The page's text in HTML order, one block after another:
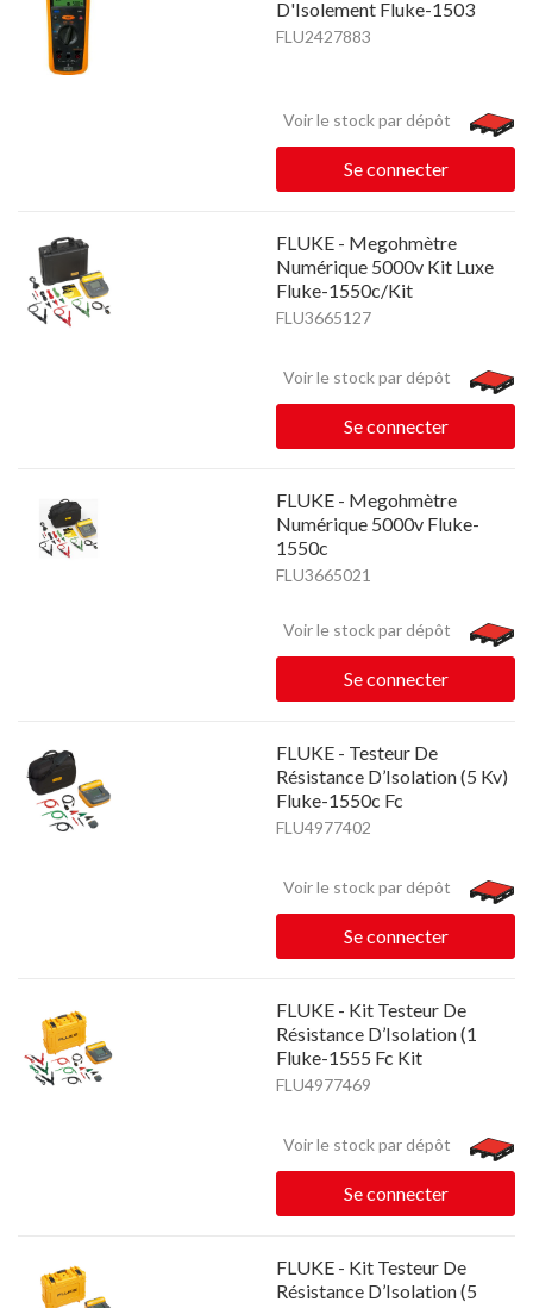
D'Isolement Fluke-1503
FLU2427883
Voir le stock par dépôt
Se connecter
FLUKE - Megohmètre
Numérique 5000v Kit Luxe
Fluke-1550c/Kit
FLU3665127
Voir le stock par dépôt
Se connecter
FLUKE - Megohmètre
Numérique 5000v Fluke-
1550c
FLU3665021
Voir le stock par dépôt
Se connecter
FLUKE - Testeur De
Résistance D’Isolation (5 Kv)
Fluke-1550c Fc
FLU4977402
Voir le stock par dépôt
Se connecter
FLUKE - Kit Testeur De
Résistance D’Isolation (1
Fluke-1555 Fc Kit
FLU4977469
Voir le stock par dépôt
Se connecter
FLUKE - Kit Testeur De
Résistance D’Isolation (5